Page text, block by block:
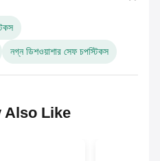
নগ্ন ডিশওয়াশার সেফ চপস্টিকস
Also Like